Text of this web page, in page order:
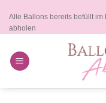
Inhalt
springen
Alle Ballons bereits befüllt im
abholen